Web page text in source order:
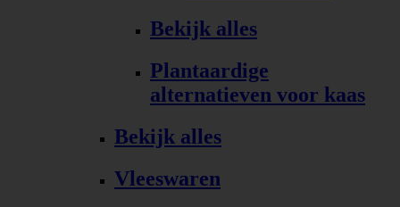
Bekijk alles
Plantaardige
alternatieven voor kaas
Bekijk alles
Vleeswaren